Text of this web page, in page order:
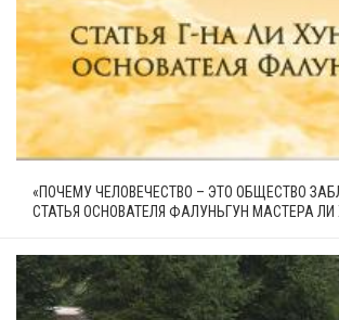
«ПОЧЕМУ ЧЕЛОВЕЧЕСТВО – ЭТО ОБЩЕСТВО
СТАТЬЯ ОСНОВАТЕЛЯ ФАЛУНЬГУН МАСТЕРА